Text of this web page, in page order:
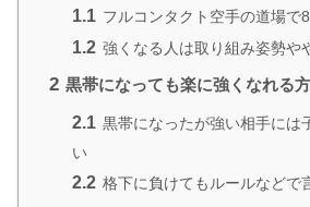
1.1 フルコンタクト空手の道場で
1.2 強くなる人は取り組み姿勢や
2 黒帯になっても楽に強くなれる
2.1 黒帯になったが強い相手には
い
2.2 格下に負けてもルールなどで